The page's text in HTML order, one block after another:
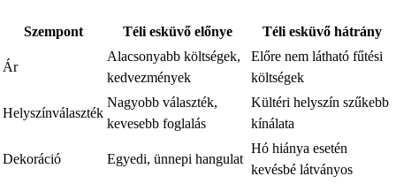
Szempont Téli esküvő előnye Téli esküvő hátrány
Ár
Alacsonyabb költségek,
kedvezmények
Előre nem látható fűtési
költségek
Helyszínválaszték
Nagyobb választék,
kevesebb foglalás
Kültéri helyszín szűkebb
kínálata
Dekoráció Egyedi, ünnepi hangulat
Hó hiánya esetén
kevésbé látványos